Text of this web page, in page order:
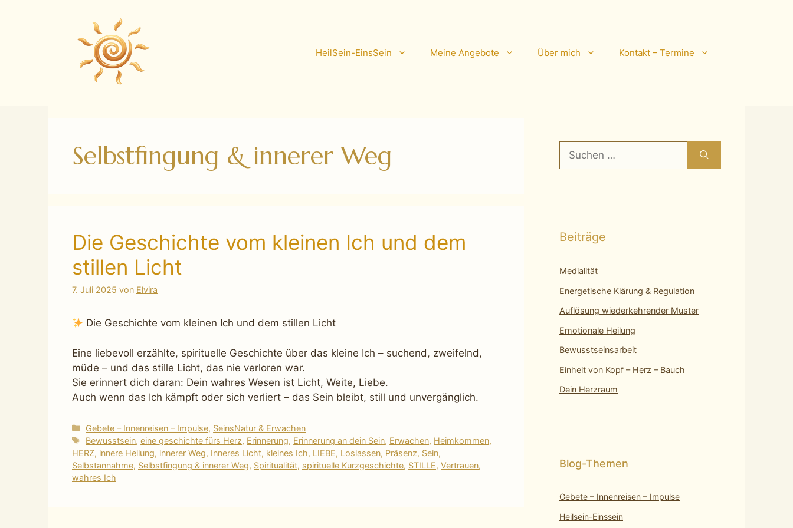
HeilSein-EinsSein Meine Angebote Über mich Kontakt – Termine
Selbstfingung & innerer Weg
Die Geschichte vom kleinen Ich und dem
stillen Licht
7. Juli 2025 von Elvira
Die Geschichte vom kleinen Ich und dem stillen Licht
Eine liebevoll erzählte, spirituelle Geschichte über das kleine Ich – suchend, zweifelnd,
müde – und das stille Licht, das nie verloren war.
Sie erinnert dich daran: Dein wahres Wesen ist Licht, Weite, Liebe.
Auch wenn das Ich kämpft oder sich verliert – das Sein bleibt, still und unvergänglich.
Kategorien
Gebete – Innenreisen – Impulse, SeinsNatur & Erwachen
Schlagwörter
Bewusstsein,eine geschichte fürs Herz, Erinnerung, Erinnerung an dein Sein, Erwachen, Heimkommen,
HERZ, innere Heilung, innerer Weg, Inneres Licht, kleines Ich, LIEBE, Loslassen, Präsenz, Sein,
Selbstannahme, Selbstfingung & innerer Weg, Spiritualität, spirituelle Kurzgeschichte, STILLE, Vertrauen,
wahres Ich
Suchen
nach:
Beiträge
Medialität
Energetische Klärung & Regulation
Auflösung wiederkehrender Muster
Emotionale Heilung
Bewusstseinsarbeit
Einheit von Kopf – Herz – Bauch
Dein Herzraum
Gebete – Innenreisen – Impulse
Heilsein-Einssein